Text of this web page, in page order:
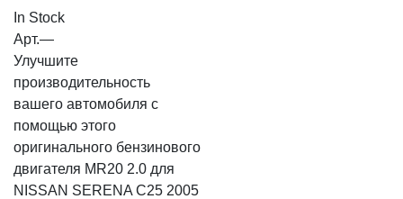
In Stock
Арт.—
Улучшите
производительность
вашего автомобиля с
помощью этого
оригинального бензинового
двигателя MR20 2.0 для
NISSAN SERENA C25 2005